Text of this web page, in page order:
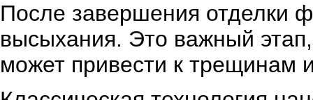
После завершения отделки
высыхания. Это важный
может привести к трещинам